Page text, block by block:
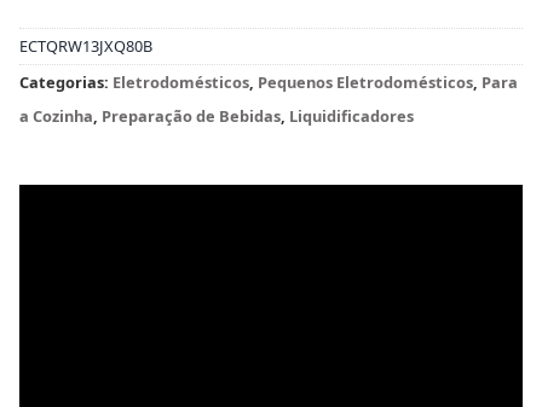
ECTQRW13JXQ80B
Categorias: Eletrodomésticos, Pequenos Eletrodomésticos, Para
a Cozinha, Preparação de Bebidas, Liquidificadores